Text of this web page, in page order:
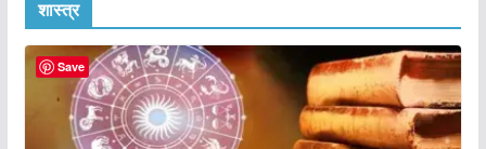
शास्त्र
Save